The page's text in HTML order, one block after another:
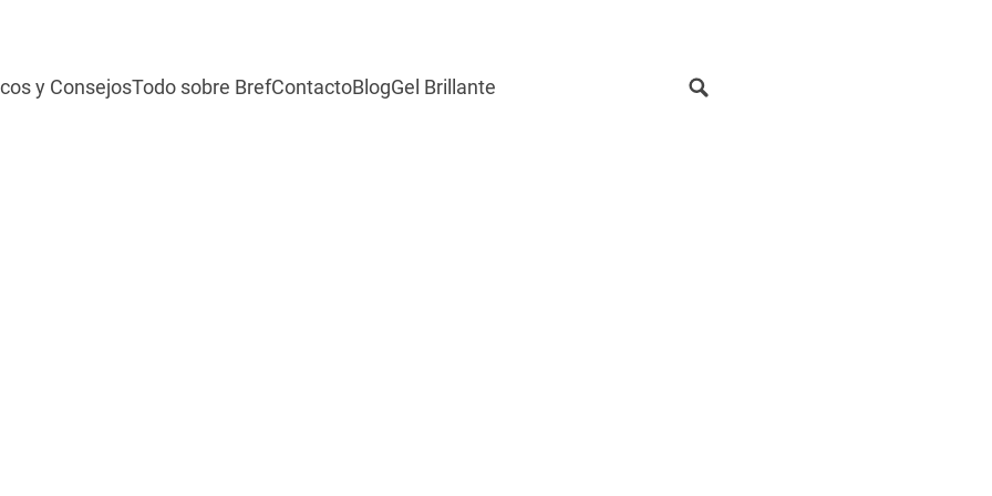
y ConsejosTodo sobre BrefContactoBlogGel Brillante